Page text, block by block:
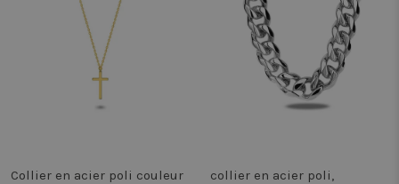
Collier en acier poli couleur
collier en acier poli,